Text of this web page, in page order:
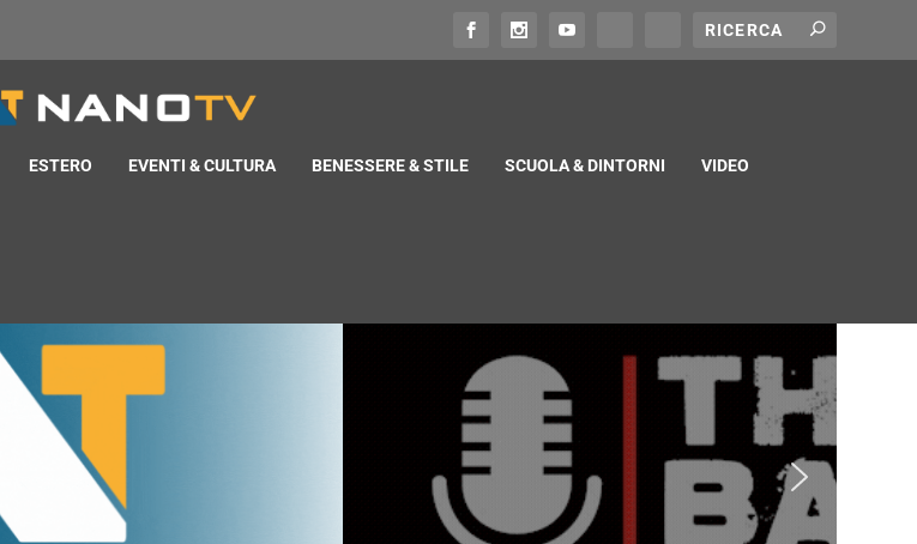
ESTERO EVENTI & CULTURA BENESSERE & STILE SCUOLA & DINTORNI VIDEO